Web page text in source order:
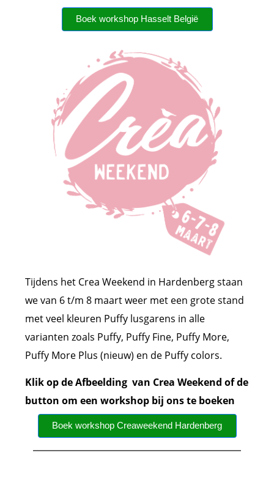
Boek workshop Hasselt België
Tijdens het Crea Weekend in Hardenberg staan
we van 6 t/m 8 maart weer met een grote stand
met veel kleuren Puffy lusgarens in alle
varianten zoals Puffy, Puffy Fine, Puffy More,
Puffy More Plus (nieuw) en de Puffy colors.
Klik op de Afbeelding van Crea Weekend of de
button om een workshop bij ons te boeken
Boek workshop Creaweekend Hardenberg